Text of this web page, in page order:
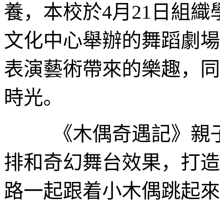
養，本校於4月21日組
文化中心舉辦的舞蹈劇
表演藝術帶來的樂趣，
時光。
《木偶奇遇記》親子
排和奇幻舞台效果，打
路一起跟着小木偶跳起